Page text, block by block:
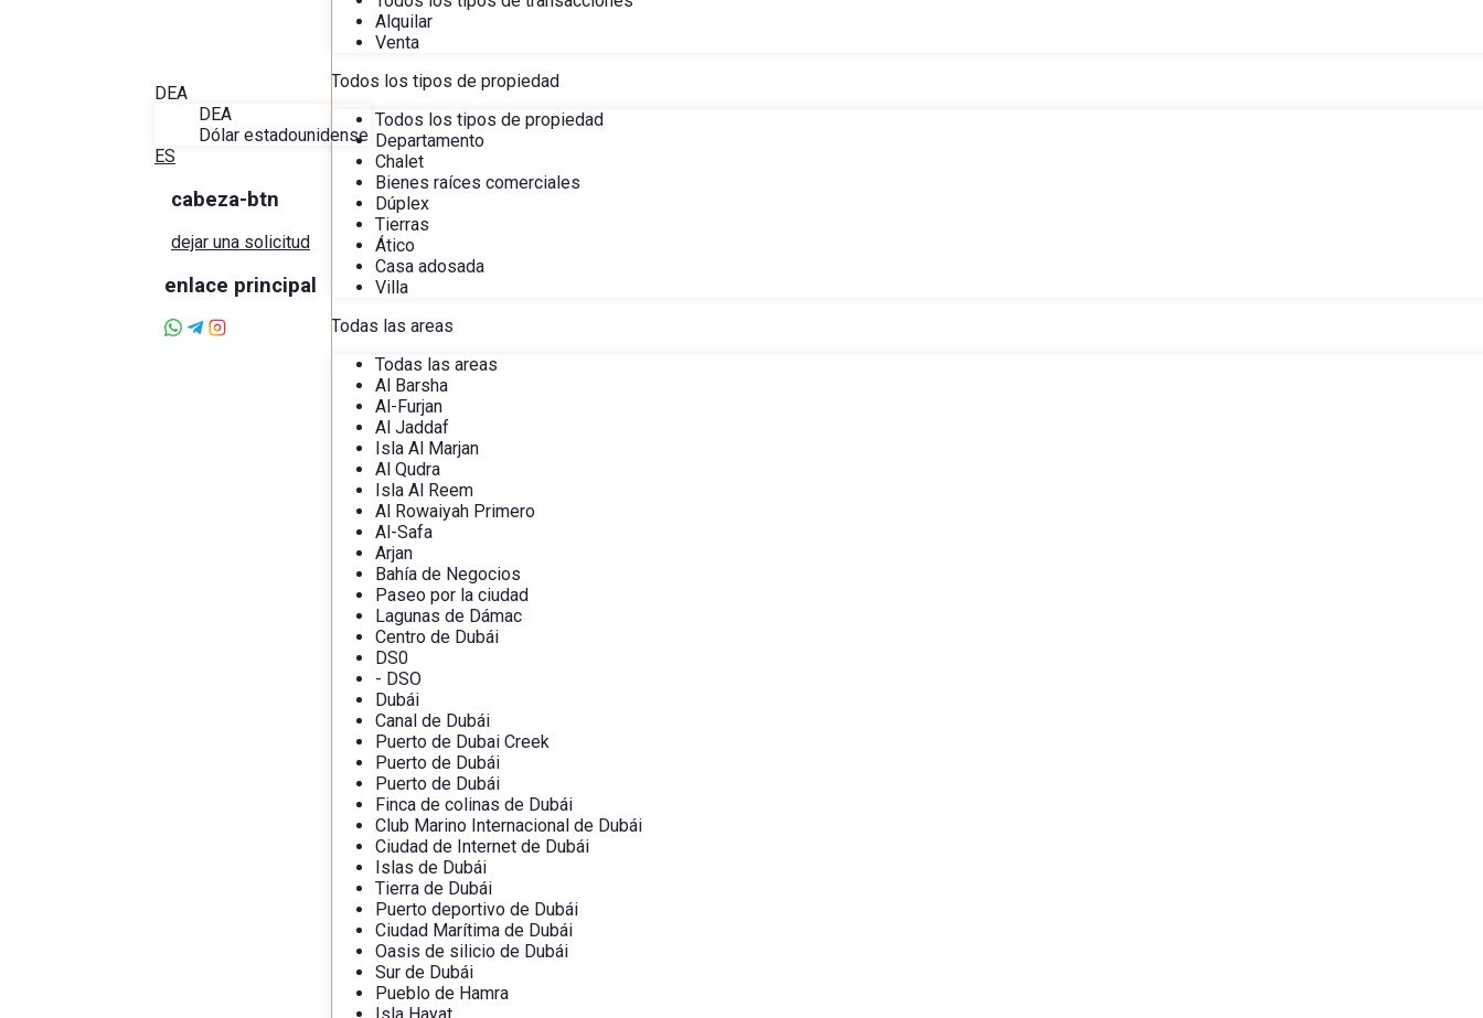
DEA
DEA
Dólar estadounidense
ES
cabeza-btn
dejar una solicitud
enlace principal
Alquilar
Venta
Todos los tipos de propiedad
Todos los tipos de propiedad
Departamento
Chalet
Bienes raíces comerciales
Dúplex
Tierras
Ático
Casa adosada
Villa
Todas las areas
Todas las areas
Al Barsha
Al-Furjan
Al Jaddaf
Isla Al Marjan
Al Qudra
Isla Al Reem
Al Rowaiyah Primero
Al-Safa
Arjan
Bahía de Negocios
Paseo por la ciudad
Lagunas de Dámac
Centro de Dubái
DS0
- DSO
Dubái
Canal de Dubái
Puerto de Dubai Creek
Puerto de Dubái
Puerto de Dubái
Finca de colinas de Dubái
Club Marino Internacional de Dubái
Ciudad de Internet de Dubái
Islas de Dubái
Tierra de Dubái
Puerto deportivo de Dubái
Ciudad Marítima de Dubái
Oasis de silicio de Dubái
Sur de Dubái
Pueblo de Hamra